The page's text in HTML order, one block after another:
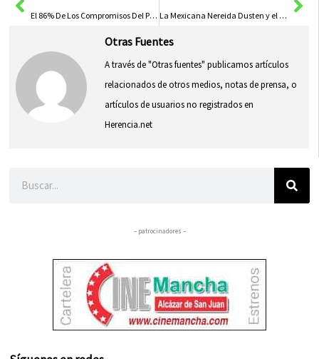
El 86% De Los Compromisos Del Programa De García-Page Ya Están En Marcha, Según Caballero La Mexicana Nereida Dusten y el Conquense José An. Montero Firman el Cartel de Estival Cuenca 25
Otras Fuentes
A través de "Otras fuentes" publicamos artículos
relacionados de otros medios, notas de prensa, o
artículos de usuarios no registrados en
Herencia.net
– patrocinadores –